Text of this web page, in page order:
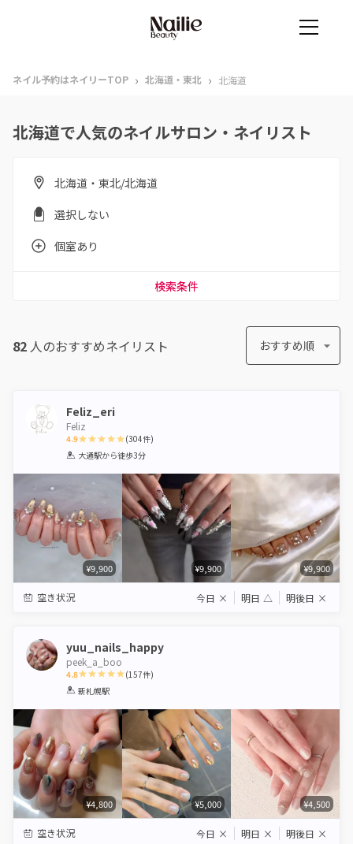
ネイル予約はネイリーTOP › 北海道・東北 › 北海道
北海道で人気のネイルサロン・ネイリスト
北海道・東北/北海道
選択しない
個室あり
検索条件
82 人のおすすめネイリスト おすすめ順
Feliz_eri
Feliz
4.9
1 2 3 4 5
(304件)
大通駅から徒歩3分
¥9,900 ¥9,900 ¥9,900
空き状況 今日 × 明日 △ 明後日 ×
yuu_nails_happy
peek_a_boo
4.8
1 2 3 4
(157件)
新札幌駅
¥4,800 ¥5,000 ¥4,500
空き状況 今日 × 明日 × 明後日 ×